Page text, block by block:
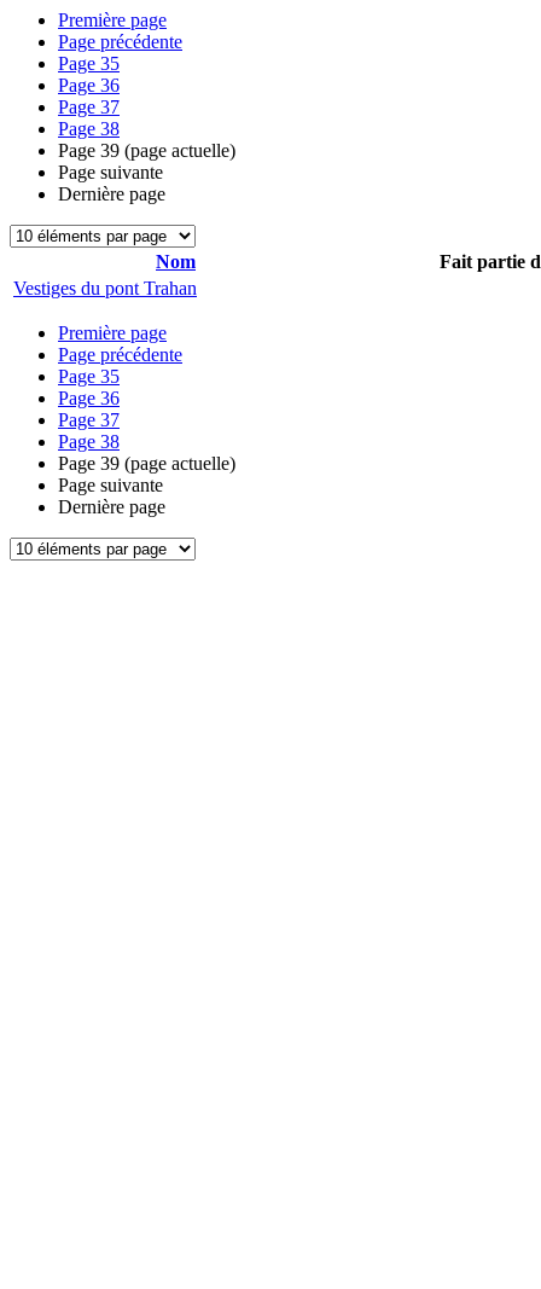
Première page
Page précédente
Page 35
Page 36
Page 37
Page 38
Page 39 (page actuelle)
Page suivante
Dernière page
Nom
Fait partie
Vestiges du pont Trahan
Première page
Page précédente
Page 35
Page 36
Page 37
Page 38
Page 39 (page actuelle)
Page suivante
Dernière page